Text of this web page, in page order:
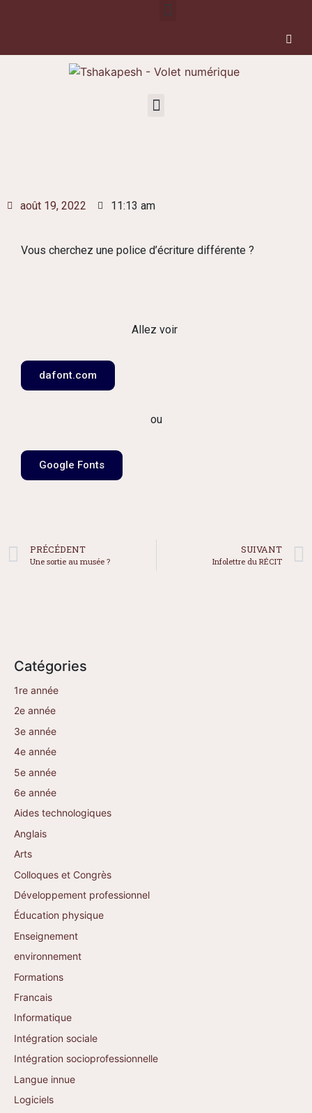
août 19, 2022 11:13 am
Vous cherchez une police d’écriture différente ?
Allez voir
dafont.com
ou
Google Fonts
PRÉCÉDENT
Une sortie au musée ?
SUIVANT
Infolettre du RÉCIT
Catégories
1re année
2e année
3e année
4e année
5e année
6e année
Aides technologiques
Anglais
Arts
Colloques et Congrès
Développement professionnel
Éducation physique
Enseignement
environnement
Formations
Francais
Informatique
Intégration sociale
Intégration socioprofessionnelle
Langue innue
Logiciels